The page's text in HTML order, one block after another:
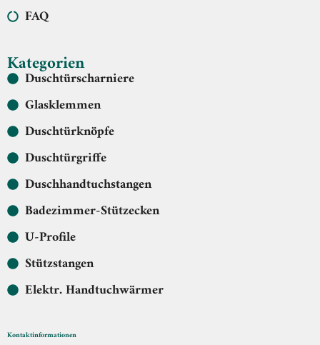
FAQ
Kategorien
Duschtürscharniere
Glasklemmen
Duschtürknöpfe
Duschtürgriffe
Duschhandtuchstangen
Badezimmer-Stützecken
U-Profile
Stützstangen
Elektr. Handtuchwärmer
Kontaktinformationen